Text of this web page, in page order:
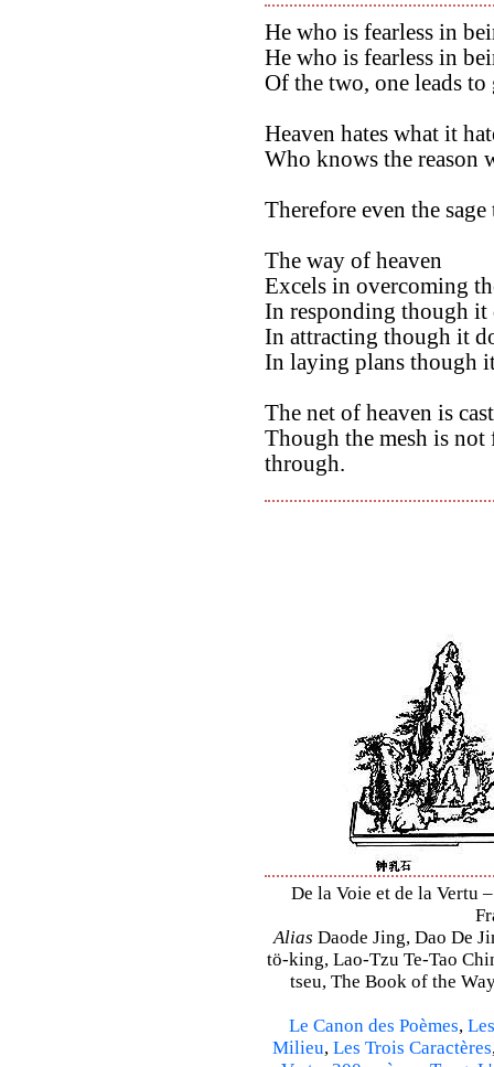
He who is fearless in
He who is fearless in
Of the two, one leads
Heaven hates what it
Who knows the reason
Therefore even the
The way of heaven
Excels in overcoming
In responding though it
In attracting though it
In laying plans though
The net of heaven is
Though the mesh is
through.
De la Voie et de la Vertu
Alias Daode Jing, Dao De
tö-king, Lao-Tzu Te-Tao
tseu, The Book of the
Le Canon des Poèmes,
Milieu, Les Trois Caractères